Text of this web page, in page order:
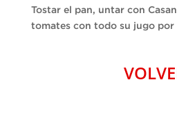
Tostar el pan, untar con
tomates con todo su jugo por